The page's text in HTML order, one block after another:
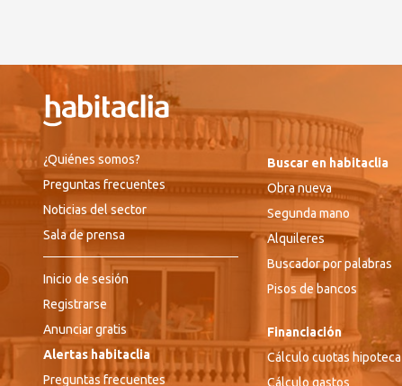
¿Quiénes somos?
Preguntas frecuentes
Noticias del sector
Sala de prensa
Inicio de sesión
Registrarse
Anunciar gratis
Alertas habitaclia
Preguntas frecuentes
Buscar en habitaclia
Obra nueva
Segunda mano
Alquileres
Buscador por palabras
Pisos de bancos
Financiación
Cálculo cuotas hipoteca
Cálculo gastos